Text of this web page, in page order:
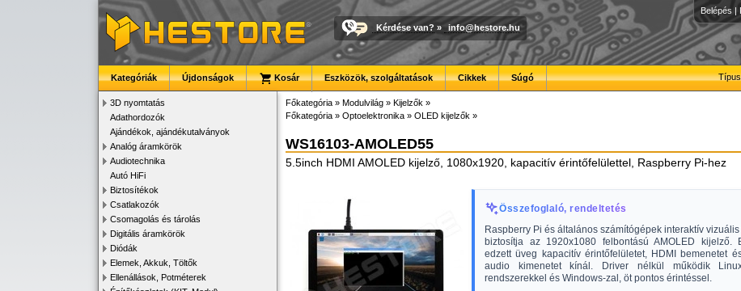
Belépés |
Kérdése van? » info@hestore.hu
Kategóriák Újdonságok Kosár Eszközök, szolgáltatások Cikkek Súgó
3D nyomtatás
Adathordozók
Ajándékok, ajándékutalványok
Analóg áramkörök
Audiotechnika
Autó HiFi
Biztosítékok
Csatlakozók
Csomagolás és tárolás
Digitális áramkörök
Diódák
Elemek, Akkuk, Töltők
Ellenállások, Potméterek
Főkategória » Modulvilág » Kijelzők »
Főkategória » Optoelektronika » OLED kijelzők »
WS16103-AMOLED55
5.5inch HDMI AMOLED kijelző, 1080x1920, kapacitív érintőfelülettel, Raspberry Pi-hez
Összefoglaló, rendeltetés
Raspberry Pi és általános számítógépek interaktív
biztosítja az 1920x1080 felbontású AMOLED kijelző.
edzett üveg kapacitív érintőfelületet, HDMI bemenetet
audio kimenetet kínál. Driver nélkül működik
rendszerekkel és Windows-zal, öt pontos érintéssel.